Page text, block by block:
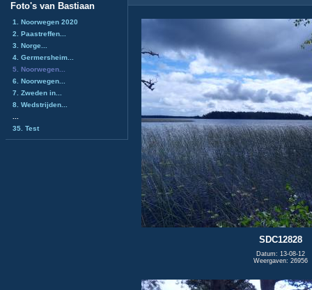
Foto's van Bastiaan
1. Noorwegen 2020
2. Paastreffen...
3. Norge...
4. Germersheim...
5. Noorwegen...
6. Noorwegen...
7. Zweden in...
8. Wedstrijden...
35. Test
SDC12828
Datum: 13-08-12
Weergaven: 26956